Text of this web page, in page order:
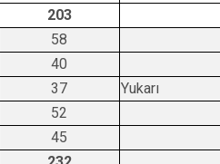
203
58
40
37
Yukarı
52
45